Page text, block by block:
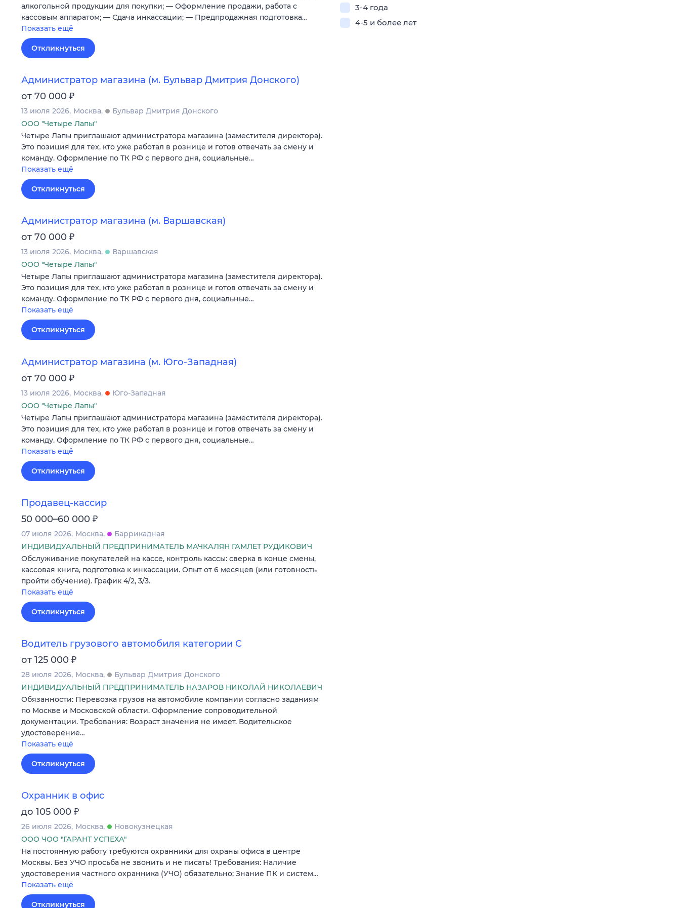
алкогольной продукции для покупки; — Оформление продажи, работа с
кассовым аппаратом; — Сдача инкассации; — Предпродажная подготовка…
Показать ещё
Откликнуться
Администратор магазина (м. Бульвар Дмитрия Донского)
от 70 000 ₽
13 июля 2026 Москва
Бульвар Дмитрия Донского
ООО "Четыре Лапы"
Четыре Лапы приглашают администратора магазина (заместителя директора).
Это позиция для тех, кто уже работал в рознице и готов отвечать за смену и
команду. Оформление по ТК РФ с первого дня, социальные…
Показать ещё
Откликнуться
Администратор магазина (м. Варшавская)
от 70 000 ₽
13 июля 2026 Москва
Варшавская
ООО "Четыре Лапы"
Четыре Лапы приглашают администратора магазина (заместителя директора).
Это позиция для тех, кто уже работал в рознице и готов отвечать за смену и
команду. Оформление по ТК РФ с первого дня, социальные…
Показать ещё
Откликнуться
Администратор магазина (м. Юго-Западная)
от 70 000 ₽
13 июля 2026 Москва
Юго-Западная
ООО "Четыре Лапы"
Четыре Лапы приглашают администратора магазина (заместителя директора).
Это позиция для тех, кто уже работал в рознице и готов отвечать за смену и
команду. Оформление по ТК РФ с первого дня, социальные…
Показать ещё
Откликнуться
Продавец-кассир
50 000–60 000 ₽
07 июля 2026 Москва
Баррикадная
ИНДИВИДУАЛЬНЫЙ ПРЕДПРИНИМАТЕЛЬ МАЧКАЛЯН ГАМЛЕТ РУДИКОВИЧ
Обслуживание покупателей на кассе, контроль кассы: сверка в конце смены,
кассовая книга, подготовка к инкассации. Опыт от 6 месяцев (или готовность
пройти обучение). График 4/2, 3/3.
Показать ещё
Откликнуться
Водитель грузового автомобиля категории С
от 125 000 ₽
28 июля 2026 Москва
Бульвар Дмитрия Донского
ИНДИВИДУАЛЬНЫЙ ПРЕДПРИНИМАТЕЛЬ НАЗАРОВ НИКОЛАЙ НИКОЛАЕВИЧ
Обязанности: Перевозка грузов на автомобиле компании согласно заданиям
по Москве и Московской области. Оформление сопроводительной
документации. Требования: Возраст значения не имеет. Водительское
удостоверение…
Показать ещё
Откликнуться
Охранник в офис
до 105 000 ₽
26 июля 2026 Москва
Новокузнецкая
ООО ЧОО "ГАРАНТ УСПЕХА"
На постоянную работу требуются охранники для охраны офиса в центре
Москвы. Без УЧО просьба не звонить и не писать! Требования: Наличие
удостоверения частного охранника (УЧО) обязательно; Знание ПК и систем…
Показать ещё
Откликнуться
3-4 года
4-5 и более лет